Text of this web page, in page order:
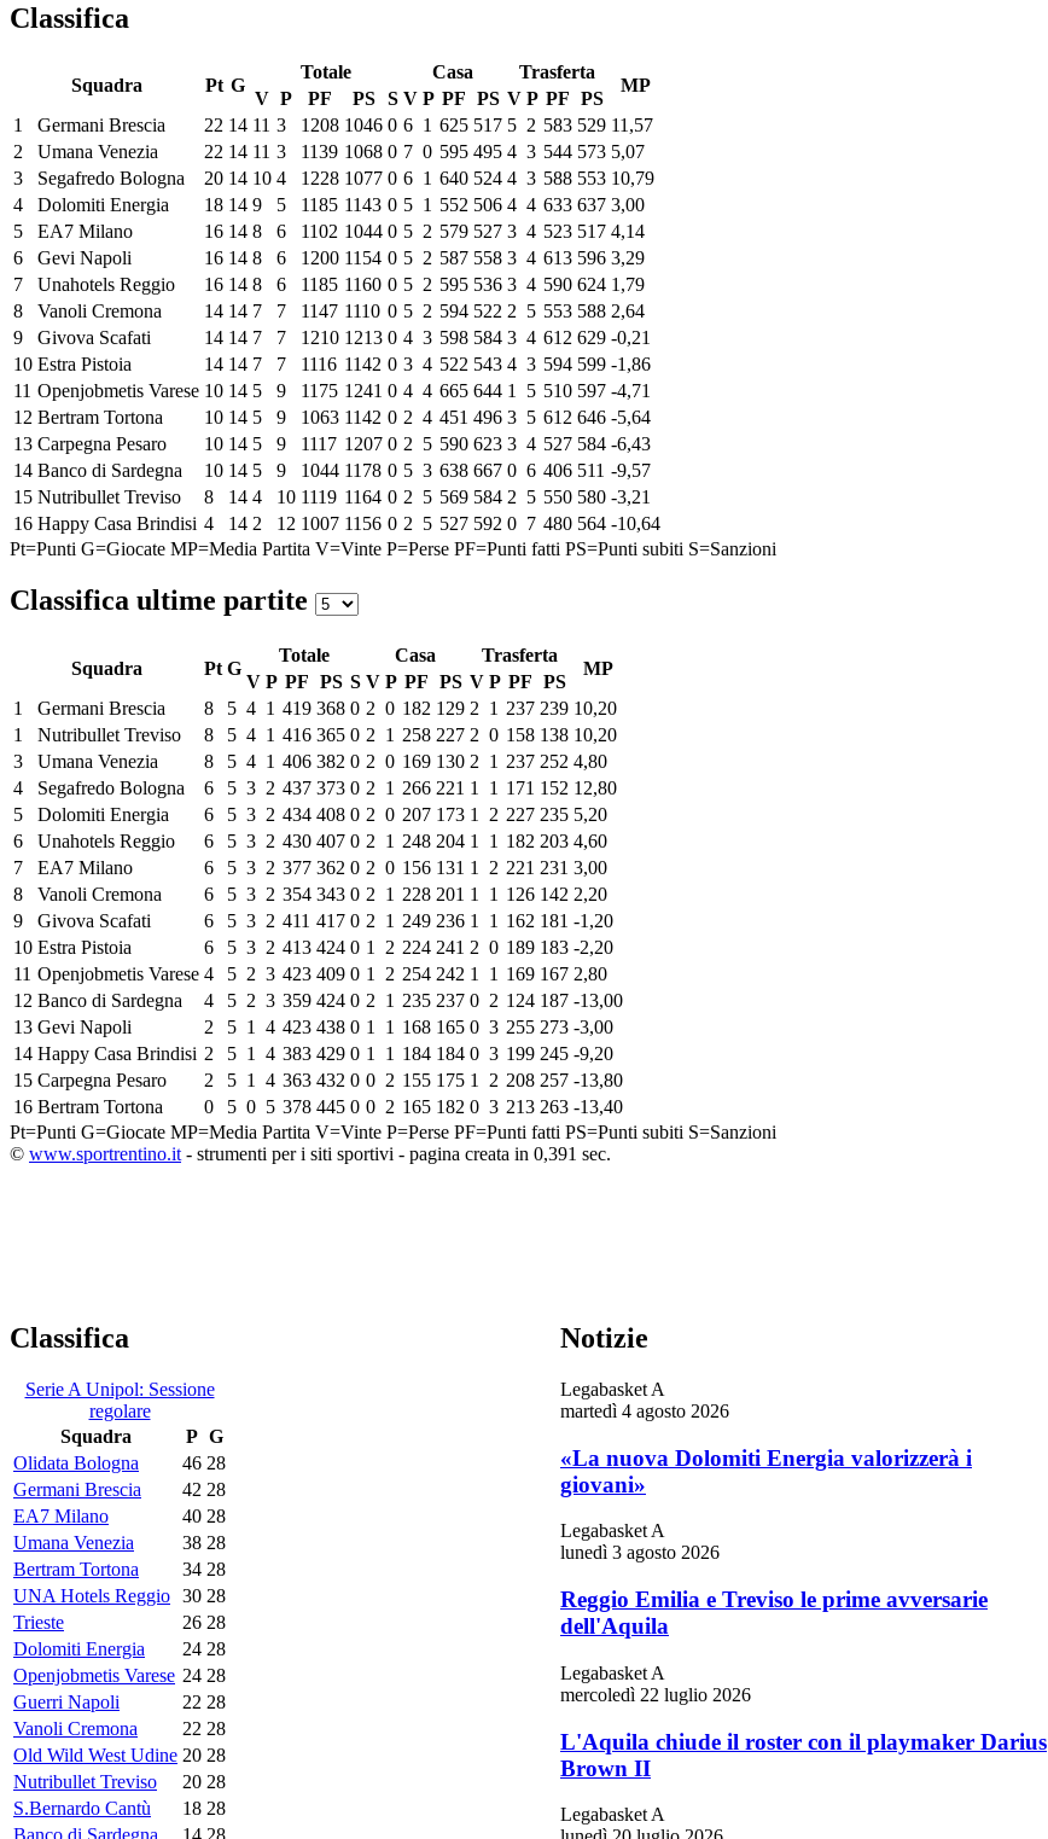
Classifica
Squadra Pt G
Totale Casa Trasferta
MP
V P PF PS S V P PF PS V P PF PS
1
Germani Brescia 22 14 11 3 1208 1046 0 6 1 625 517 5 2 583 529 11,57
2
Umana Venezia 22 14 11 3 1139 1068 0 7 0 595 495 4 3 544 573 5,07
3
Segafredo Bologna 20 14 10 4 1228 1077 0 6 1 640 524 4 3 588 553 10,79
4
Dolomiti Energia 18 14 9 5 1185 1143 0 5 1 552 506 4 4 633 637 3,00
5
EA7 Milano 16 14 8 6 1102 1044 0 5 2 579 527 3 4 523 517 4,14
6
Gevi Napoli 16 14 8 6 1200 1154 0 5 2 587 558 3 4 613 596 3,29
7
Unahotels Reggio 16 14 8 6 1185 1160 0 5 2 595 536 3 4 590 624 1,79
8
Vanoli Cremona 14 14 7 7 1147 1110 0 5 2 594 522 2 5 553 588 2,64
9
Givova Scafati 14 14 7 7 1210 1213 0 4 3 598 584 3 4 612 629 -0,21
10 Estra Pistoia 14 14 7 7 1116 1142 0 3 4 522 543 4 3 594 599 -1,86
11 Openjobmetis Varese 10 14 5 9 1175 1241 0 4 4 665 644 1 5 510 597 -4,71
12 Bertram Tortona 10 14 5 9 1063 1142 0 2 4 451 496 3 5 612 646 -5,64
13 Carpegna Pesaro 10 14 5 9 1117 1207 0 2 5 590 623 3 4 527 584 -6,43
14 Banco di Sardegna 10 14 5 9 1044 1178 0 5 3 638 667 0 6 406 511 -9,57
15 Nutribullet Treviso 8 14 4 10 1119 1164 0 2 5 569 584 2 5 550 580 -3,21
16 Happy Casa Brindisi 4 14 2 12 1007 1156 0 2 5 527 592 0 7 480 564 -10,64
Pt=Punti G=Giocate MP=Media Partita V=Vinte P=Perse PF=Punti fatti PS=Punti subiti S=Sanzioni
Classifica ultime partite
Squadra Pt G
Totale Casa Trasferta
MP
V P PF PS S V P PF PS V P PF PS
1
Germani Brescia 8 5 4 1 419 368 0 2 0 182 129 2 1 237 239 10,20
1
Nutribullet Treviso 8 5 4 1 416 365 0 2 1 258 227 2 0 158 138 10,20
3
Umana Venezia 8 5 4 1 406 382 0 2 0 169 130 2 1 237 252 4,80
4
Segafredo Bologna 6 5 3 2 437 373 0 2 1 266 221 1 1 171 152 12,80
5
Dolomiti Energia 6 5 3 2 434 408 0 2 0 207 173 1 2 227 235 5,20
6
Unahotels Reggio 6 5 3 2 430 407 0 2 1 248 204 1 1 182 203 4,60
7
EA7 Milano 6 5 3 2 377 362 0 2 0 156 131 1 2 221 231 3,00
8
Vanoli Cremona 6 5 3 2 354 343 0 2 1 228 201 1 1 126 142 2,20
9
Givova Scafati 6 5 3 2 411 417 0 2 1 249 236 1 1 162 181 -1,20
10 Estra Pistoia 6 5 3 2 413 424 0 1 2 224 241 2 0 189 183 -2,20
11 Openjobmetis Varese 4 5 2 3 423 409 0 1 2 254 242 1 1 169 167 2,80
12 Banco di Sardegna 4 5 2 3 359 424 0 2 1 235 237 0 2 124 187 -13,00
13 Gevi Napoli 2 5 1 4 423 438 0 1 1 168 165 0 3 255 273 -3,00
14 Happy Casa Brindisi 2 5 1 4 383 429 0 1 1 184 184 0 3 199 245 -9,20
15 Carpegna Pesaro 2 5 1 4 363 432 0 0 2 155 175 1 2 208 257 -13,80
16 Bertram Tortona 0 5 0 5 378 445 0 0 2 165 182 0 3 213 263 -13,40
Pt=Punti G=Giocate MP=Media Partita V=Vinte P=Perse PF=Punti fatti PS=Punti subiti S=Sanzioni
© www.sportrentino.it - strumenti per i siti sportivi - pagina creata in 0,391 sec.
Classifica
Serie A Unipol: Sessione
regolare
Squadra
P G
Olidata Bologna
46 28
Germani Brescia
42 28
EA7 Milano
40 28
Umana Venezia
38 28
Bertram Tortona
34 28
UNA Hotels Reggio 30 28
Trieste
26 28
Dolomiti Energia
24 28
Openjobmetis Varese 24 28
Guerri Napoli
22 28
Vanoli Cremona
22 28
Old Wild West Udine 20 28
Nutribullet Treviso
20 28
S.Bernardo Cantù
18 28
Banco di Sardegna
14 28
Notizie
Legabasket A
martedì 4 agosto 2026
«La nuova Dolomiti Energia valorizzerà i
giovani»
Legabasket A
lunedì 3 agosto 2026
Reggio Emilia e Treviso le prime avversarie
dell'Aquila
Legabasket A
mercoledì 22 luglio 2026
L'Aquila chiude il roster con il playmaker Darius
Brown II
Legabasket A